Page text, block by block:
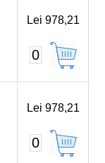
Lei 978,21
0
Lei 978,21
0